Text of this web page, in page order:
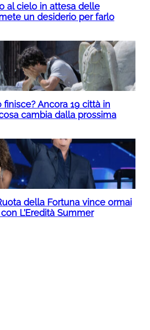
al cielo in attesa delle
un desiderio per farlo
finisce? Ancora 19 città in
cambia dalla prossima
della Fortuna vince ormai
L’Eredità Summer